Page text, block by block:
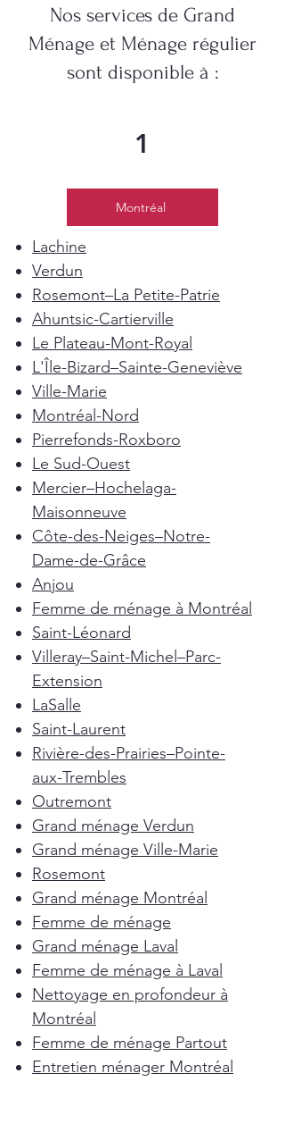
Nos services de Grand
Ménage et Ménage régulier
sont disponible à :
1
Montréal
Lachine
Verdun
Rosemont–La Petite-Patrie
Ahuntsic-Cartierville
Le Plateau-Mont-Royal
L'Île-Bizard–Sainte-Geneviève
Ville-Marie
Montréal-Nord
Pierrefonds-Roxboro
Le Sud-Ouest
Mercier–Hochelaga-
Maisonneuve
Côte-des-Neiges–Notre-
Dame-de-Grâce
Anjou
Femme de ménage à Montréal
Saint-Léonard
Villeray–Saint-Michel–Parc-
Extension
LaSalle
Saint-Laurent
Rivière-des-Prairies–Pointe-
aux-Trembles
Outremont
Grand ménage Verdun
Grand ménage Ville-Marie
Rosemont
Grand ménage Montréal
Femme de ménage
Grand ménage Laval
Femme de ménage à Laval
Nettoyage en profondeur à
Montréal
Femme de ménage Partout
Entretien ménager Montréal